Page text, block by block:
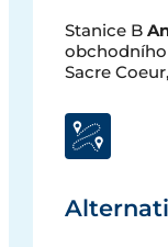
Stanice B
obchodního
Sacre